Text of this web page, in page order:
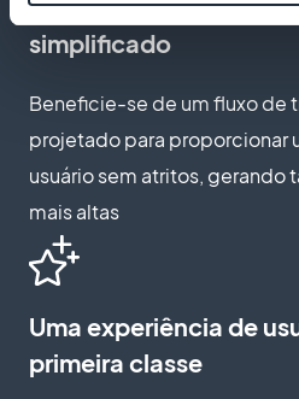
Um processo de
simplificado
Beneficie-se de um fluxo de
projetado para proporcionar
usuário sem atritos, gerando
mais altas
Uma experiência de
primeira classe